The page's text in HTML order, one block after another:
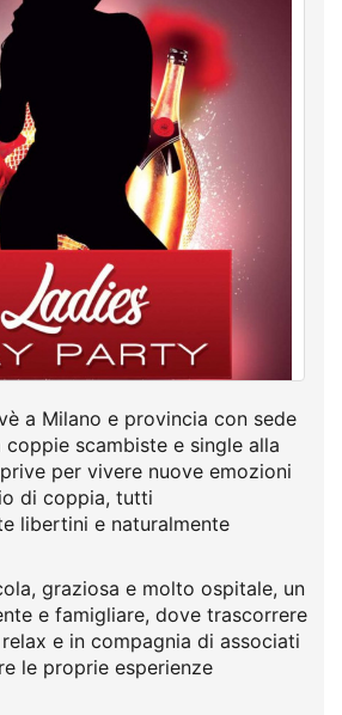
a Milano e provincia con sede
scambiste e single alla
per vivere nuove emozioni
di coppia, tutti
libertini e naturalmente
graziosa e molto ospitale, un
e famigliare, dove trascorrere
e in compagnia di associati
le proprie esperienze